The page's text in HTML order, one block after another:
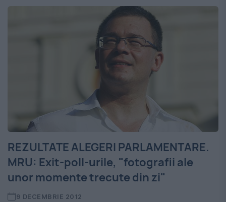
REZULTATE ALEGERI PARLAMENTARE.
MRU: Exit-poll-urile, "fotografii ale
unor momente trecute din zi"
9 DECEMBRIE 2012